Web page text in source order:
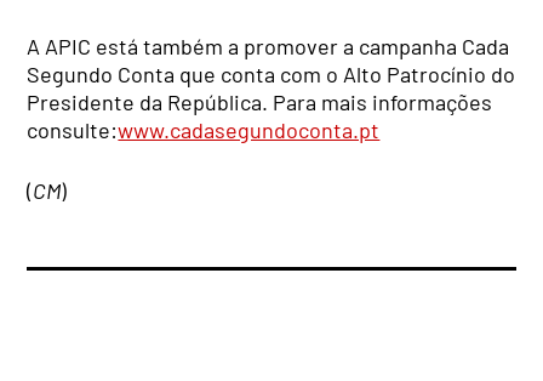
A APIC está também a promover a campanha Cada
Segundo Conta que conta com o Alto Patrocínio do
Presidente da República. Para mais informações
consulte:www.cadasegundoconta.pt
(CM)